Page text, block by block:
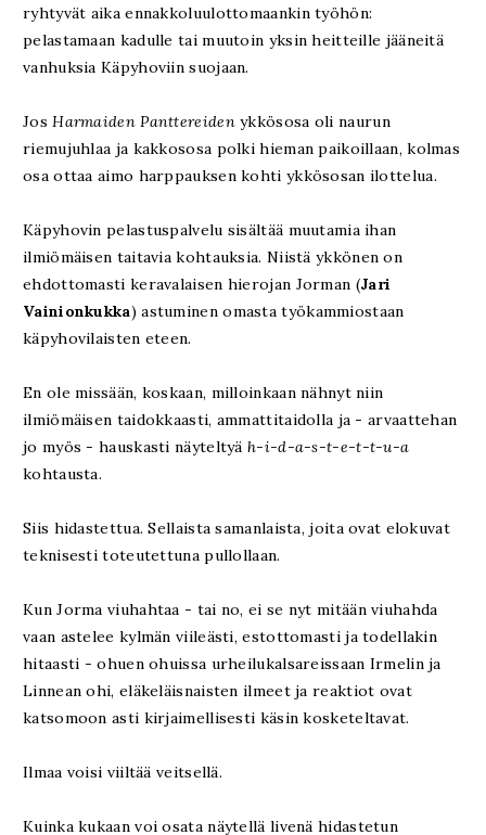
ryhtyvät aika ennakkoluulottomaankin työhön:
pelastamaan kadulle tai muutoin yksin heitteille jääneitä
vanhuksia Käpyhoviin suojaan.
JosHarmaiden Panttereidenykkösosa oli naurun
riemujuhlaa ja kakkososa polki hieman paikoillaan, kolmas
osa ottaa aimo harppauksen kohti ykkösosan ilottelua.
Käpyhovin pelastuspalvelu sisältää muutamia ihan
ilmiömäisen taitavia kohtauksia. Niistä ykkönen on
ehdottomasti keravalaisen hierojan Jorman (Jari
Vainionkukka) astuminen omasta työkammiostaan
käpyhovilaisten eteen.
En ole missään, koskaan, milloinkaan nähnyt niin
ilmiömäisen taidokkaasti, ammattitaidolla ja - arvaattehan
jo myös - hauskasti näyteltyäh-i-d-a-s-t-e-t-t-u-a
kohtausta.
Siis hidastettua. Sellaista samanlaista, joita ovat elokuvat
teknisesti toteutettuna pullollaan.
Kun Jorma viuhahtaa - tai no, ei se nyt mitään viuhahda
vaan astelee kylmän viileästi, estottomasti ja todellakin
hitaasti - ohuen ohuissa urheilukalsareissaan Irmelin ja
Linnean ohi, eläkeläisnaisten ilmeet ja reaktiot ovat
katsomoon asti kirjaimellisesti käsin kosketeltavat.
Ilmaa voisi viiltää veitsellä.
Kuinka kukaan voi osata näytellä livenä hidastetun